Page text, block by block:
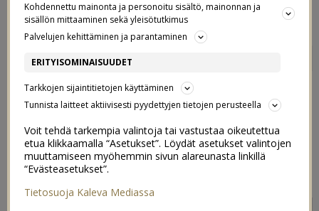
KEVÄTJÄRJESTELYÄ JA
VAATTEIDEN NIMIKOINTIA
5/04/2021
Postaus on toteutettu kaupallisessa yhteistyössä
Tarramonsterin kanssa.
Sisältää alennuskoodin!
Kohdennettu mainonta ja personoitu sisältö, mainonnan ja
sisällön mittaaminen sekä yleisötutkimus
Palvelujen kehittäminen ja parantaminen
ERITYISOMINAISUUDET
Tarkkojen sijaintitietojen käyttäminen
Tunnista laitteet aktiivisesti pyydettyjen tietojen perusteella
Voit tehdä tarkempia valintoja tai vastustaa oikeutettua
etua klikkaamalla “Asetukset”. Löydät asetukset valintojen
muuttamiseen myöhemmin sivun alareunasta linkillä
“Evästeasetukset”.
Tietosuoja Kaleva Mediassa